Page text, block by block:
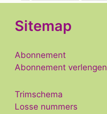
Sitemap
Abonnement
Abonnement verlengen
Trimschema
Losse nummers